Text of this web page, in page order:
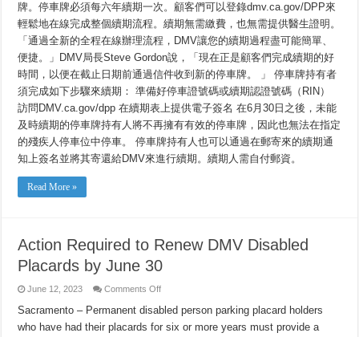
必
須
為
DMV
停
車
牌
續
期
牌。停車牌必須每六年續期一次。顧客們可以登錄dmv.ca.gov/DPP來
輕鬆地在線完成整個續期流程。續期無需繳費，也無需提供醫生證明。
「通過全新的全程在線辦理流程，DMV讓您的續期過程盡可能簡單、
便捷。」DMV局長Steve Gordon說，「現在正是顧客們完成續期的好
時間，以便在截止日期前通過信件收到新的停車牌。 」 停車牌持有者
須完成如下步驟來續期： 準備好停車證號碼或續期認證號碼（RIN）
訪問DMV.ca.gov/dpp 在續期表上提供電子簽名 在6月30日之後，未能
及時續期的停車牌持有人將不再擁有有效的停車牌，因此也無法在指定
的殘疾人停車位中停車。 停車牌持有人也可以通過在郵寄來的續期通
知上簽名並將其寄還給DMV來進行續期。續期人需自付郵資。
Read More »
Action Required to Renew DMV Disabled
Placards by June 30
June 12, 2023 Comments Offon
Required
to
Renew
Sacramento – Permanent disabled person parking placard holders
who have had their placards for six or more years must provide a